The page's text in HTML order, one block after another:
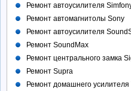
Ремонт автоусилителя
Ремонт автомагнитолы Sony
Ремонт автоусилителя
Ремонт SoundMax
Ремонт центрального замка
Ремонт Supra
Ремонт домашнего усилителя